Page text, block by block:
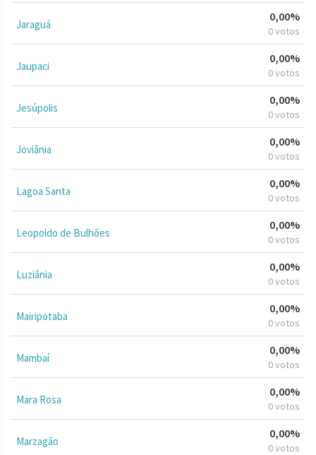
Jaraguá
0,00%
0 votos
Jaupaci
0,00%
0 votos
Jesúpolis
0,00%
0 votos
Joviânia
0,00%
0 votos
Lagoa Santa
0,00%
0 votos
Leopoldo de Bulhões
0,00%
0 votos
Luziânia
0,00%
0 votos
Mairipotaba
0,00%
0 votos
Mambaí
0,00%
0 votos
Mara Rosa
0,00%
0 votos
Marzagão
0,00%
0 votos